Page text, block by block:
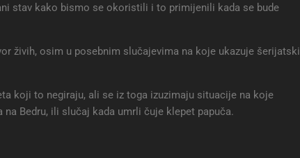
stav kako bismo se okoristili i to primijenili kada se bude
živih, osim u posebnim slučajevima na koje ukazuje šerijatski
koji to negiraju, ali se iz toga izuzimaju situacije na koje
Bedru, ili slučaj kada umrli čuje klepet papuča.